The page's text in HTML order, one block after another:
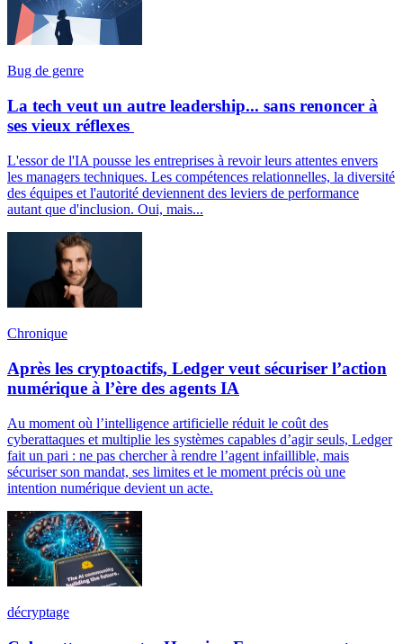
Bug de genre
La tech veut un autre leadership... sans renoncer à
ses vieux réflexes
L'essor de l'IA pousse les entreprises à revoir leurs attentes envers
les managers techniques. Les compétences relationnelles, la diversité
des équipes et l'autorité deviennent des leviers de performance
autant que d'inclusion. Oui, mais...
Chronique
Après les cryptoactifs, Ledger veut sécuriser l’action
numérique à l’ère des agents IA
Au moment où l’intelligence artificielle réduit le coût des
cyberattaques et multiplie les systèmes capables d’agir seuls, Ledger
fait un pari : ne pas chercher à rendre l’agent infaillible, mais
sécuriser son mandat, ses limites et le moment précis où une
intention numérique devient un acte.
décryptage